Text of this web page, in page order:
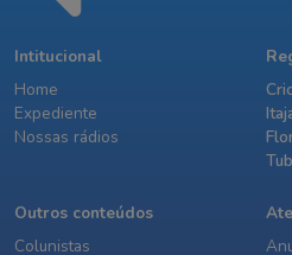
Intitucional
Home
Expediente
Nossas rádios
Outros conteúdos
Colunistas